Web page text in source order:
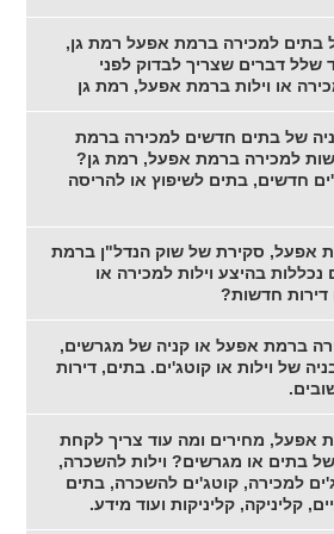
בתים למכירה ברמת אפעל רמת גן,
שלל דברים שצריך לבדוק לפני
או וילות ברמת אפעל, רמת גן
של בתים חדשים למכירה ברמת
למכירה ברמת אפעל, רמת גן?
חדשים, בתים לשיפוץ או להריסה
אפעל, סקירת של שוק הנדל"ן ברמת
בהיצע וילות למכירה או
דירות חדשות?
ברמת אפעל או קניה של מגרשים,
של וילות או קוטג'ים. בתים, דירות
אפעל, מחירים ומה עוד צריך לקחת
של בתים או מגרשים? וילות להשכרה,
למכירה, קוטג'ים להשכרה, בתים
קליניקה, קליניקות ועוד מידע.